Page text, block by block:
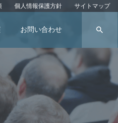
個人情報保護方針 サイトマップ
お問い合わせ search
Research of Materials-」(英語による